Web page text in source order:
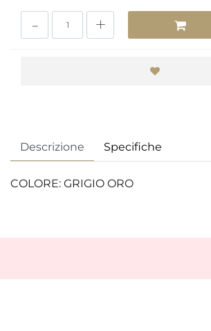
Descrizione Specifiche
COLORE: GRIGIO ORO